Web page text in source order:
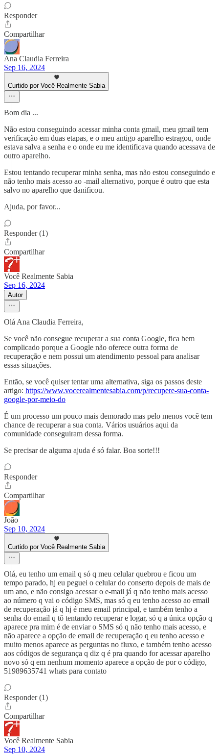
Responder
Compartilhar
Ana Claudia Ferreira
Sep 16, 2024
Curtido por Você Realmente Sabia
Bom dia ...
Não estou conseguindo acessar minha conta gmail, meu gmail tem
verificação em duas etapas, e o meu antigo aparelho estragou, onde
estava salva a senha e o onde eu me identificava quando acessava de
outro aparelho.
Estou tentando recuperar minha senha, mas não estou conseguindo e
não tenho mais acesso ao -mail alternativo, porque é outro que esta
salvo no aparelho que danificou.
Ajuda, por favor...
Responder (1)
Compartilhar
Você Realmente Sabia
Sep 16, 2024
Autor
Olá Ana Claudia Ferreira,
Se você não consegue recuperar a sua conta Google, fica bem
complicado porque a Google não oferece outra forma de
recuperação e nem possui um atendimento pessoal para analisar
essas situações.
Então, se você quiser tentar uma alternativa, siga os passos deste
artigo: https://www.vocerealmentesabia.com/p/recupere-sua-conta-
google-por-meio-do
É um processo um pouco mais demorado mas pelo menos você tem
chance de recuperar a sua conta. Vários usuários aqui da
comunidade conseguiram dessa forma.
Se precisar de alguma ajuda é só falar. Boa sorte!!!
Responder
Compartilhar
João
Sep 10, 2024
Curtido por Você Realmente Sabia
Olá, eu tenho um email q só q meu celular quebrou e ficou um
tempo parado, hj eu peguei o celular do conserto depois de mais de
um ano, e não consigo acessar o e-mail já q não tenho mais acesso
ao número q vai o código SMS, mas só q eu tenho acesso ao email
de recuperação já q hj é meu email principal, e também tenho a
senha do email q tô tentando recuperar e logar, só q a única opção q
aparece pra mim é de enviar o SMS só q não tenho mais acesso, e
não aparece a opção de email de recuperação q eu tenho acesso e
muito menos aparece as perguntas no fluxo, e também tenho acesso
aos códigos de segurança q diz q é pra quando for acessar aparelho
novo só q em nenhum momento aparece a opção de por o código,
51989635741 whats para contato
Responder (1)
Compartilhar
Você Realmente Sabia
Sep 10, 2024